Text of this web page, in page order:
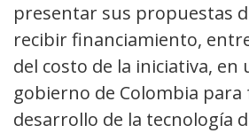
presentar sus propuestas
recibir financiamiento,
del costo de la iniciativa, en
gobierno de Colombia
desarrollo de la tecnología